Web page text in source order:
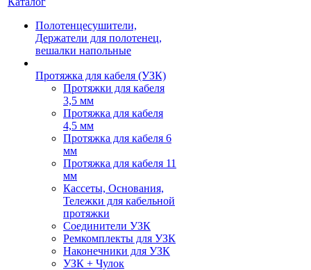
Полотенцесушители,
Держатели для полотенец,
вешалки напольные
Протяжка для кабеля (УЗК)
Протяжки для кабеля
3,5 мм
Протяжка для кабеля
4,5 мм
Протяжка для кабеля 6
мм
Протяжка для кабеля 11
мм
Кассеты, Основания,
Тележки для кабельной
протяжки
Соединители УЗК
Ремкомплекты для УЗК
Наконечники для УЗК
УЗК + Чулок